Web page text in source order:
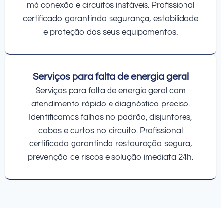
má conexão e circuitos instáveis. Profissional
certificado garantindo segurança, estabilidade
e proteção dos seus equipamentos.
Serviços para falta de energia geral
Serviços para falta de energia geral com
atendimento rápido e diagnóstico preciso.
Identificamos falhas no padrão, disjuntores,
cabos e curtos no circuito. Profissional
certificado garantindo restauração segura,
prevenção de riscos e solução imediata 24h.